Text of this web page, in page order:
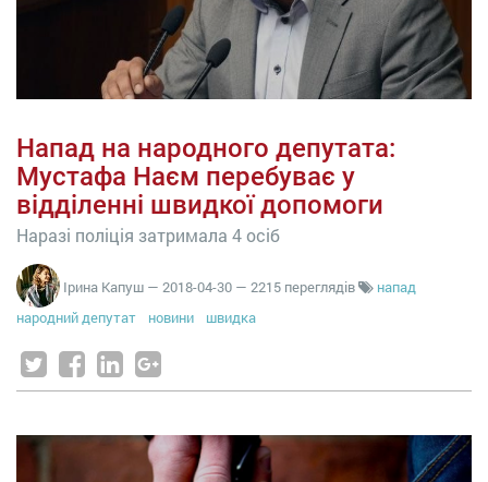
Напад на народного депутата:
Мустафа Наєм перебуває у
відділенні швидкої допомоги
Наразі поліція затримала 4 осіб
Ірина Капуш — 2018-04-30 — 2215 переглядів
напад
народний депутат
новини швидка